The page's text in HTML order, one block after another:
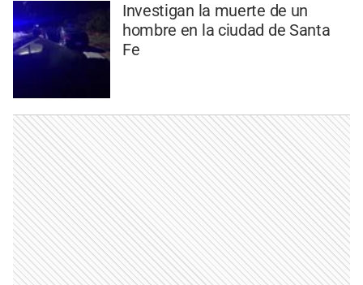
Investigan la muerte de un
hombre en la ciudad de Santa
Fe